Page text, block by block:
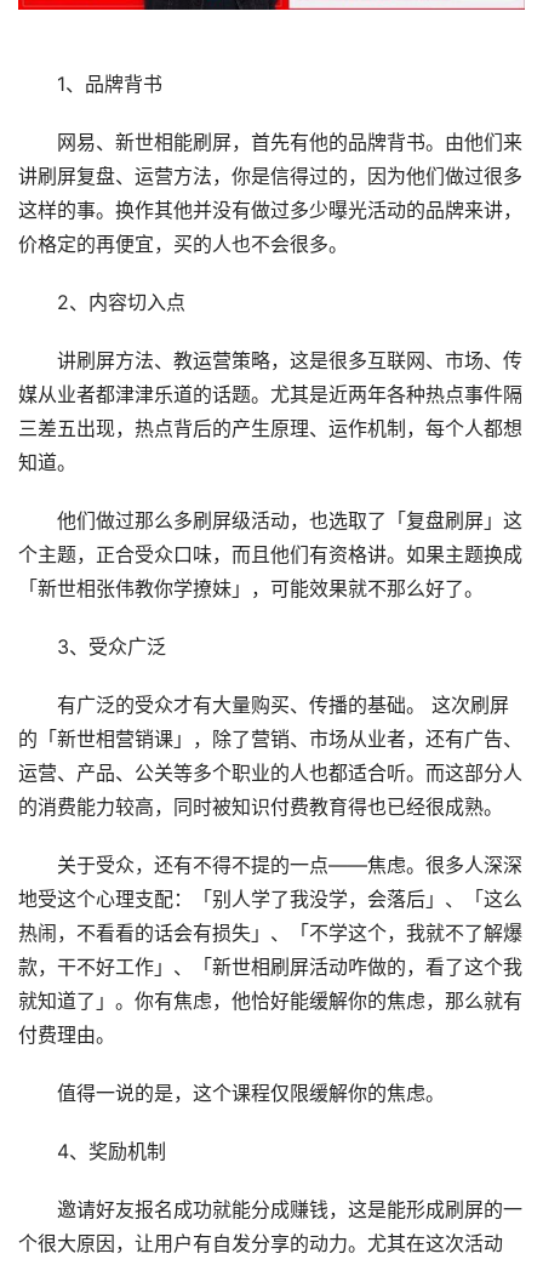
1、品牌背书
网易、新世相能刷屏，首先有他的品牌背书。由他们来
讲刷屏复盘、运营方法，你是信得过的，因为他们做过很多
这样的事。换作其他并没有做过多少曝光活动的品牌来讲，
价格定的再便宜，买的人也不会很多。
2、内容切入点
讲刷屏方法、教运营策略，这是很多互联网、市场、传
媒从业者都津津乐道的话题。尤其是近两年各种热点事件隔
三差五出现，热点背后的产生原理、运作机制，每个人都想
知道。
他们做过那么多刷屏级活动，也选取了「复盘刷屏」这
个主题，正合受众口味，而且他们有资格讲。如果主题换成
「新世相张伟教你学撩妹」，可能效果就不那么好了。
3、受众广泛
有广泛的受众才有大量购买、传播的基础。 这次刷屏
的「新世相营销课」，除了营销、市场从业者，还有广告、
运营、产品、公关等多个职业的人也都适合听。而这部分人
的消费能力较高，同时被知识付费教育得也已经很成熟。
关于受众，还有不得不提的一点——焦虑。很多人深深
地受这个心理支配：「别人学了我没学，会落后」、「这么
热闹，不看看的话会有损失」、「不学这个，我就不了解爆
款，干不好工作」、「新世相刷屏活动咋做的，看了这个我
就知道了」。你有焦虑，他恰好能缓解你的焦虑，那么就有
付费理由。
值得一说的是，这个课程仅限缓解你的焦虑。
4、奖励机制
邀请好友报名成功就能分成赚钱，这是能形成刷屏的一
个很大原因，让用户有自发分享的动力。尤其在这次活动